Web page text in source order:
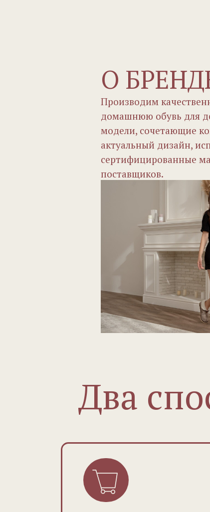
О
Производим
домашнюю обувь для
модели, сочетающие
актуальный дизайн,
сертифицированные
поставщиков.
Два